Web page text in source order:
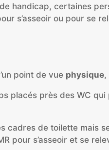
handicap, certaines
s’asseoir ou pour se
point de vue physique,
placés près des WC
cadres de toilette mais
pour s’asseoir et se